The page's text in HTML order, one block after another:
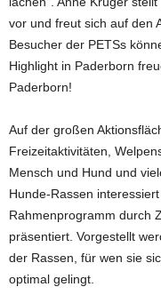
vor und freut sich auf den
Besucher der PETSs
Highlight in Paderborn
Paderborn!
Auf der großen
Freizeitaktivitäten,
Mensch und Hund und
Hunde-Rassen
Rahmenprogramm durch
präsentiert. Vorgestellt
der Rassen, für wen sie
optimal gelingt.